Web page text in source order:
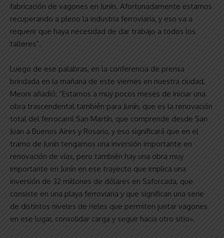
fabricación de vagones en Junín. Afortunadamente estamos
recuperando a pleno la industria ferroviaria, y eso va a
requerir que haya necesidad de dar trabajo a todos los
talleres”.
Luego de ese palabras, en la conferencia de prensa
brindada en la mañana de este viernes en nuestra ciudad,
Meoni añadió: “Estamos a muy pocos meses de iniciar una
obra trascendental también para Junín, que es la renovación
total del ferrocarril San Martín, que comprende desde San
Juan a Buenos Aires y Rosario, y eso significará que en el
tramo de Junín tengamos una inversión importante en
renovación de vías, pero también hay una obra muy
importante en Junín en ese trayecto que implica una
inversión de 32 millones de dólares en Saforcada, que
consiste en una playa ferroviaria y que significan una serie
de distintos niveles de rieles que permiten juntar vagones
en ese lugar, consolidar carga y seguir hacia otro sitio».